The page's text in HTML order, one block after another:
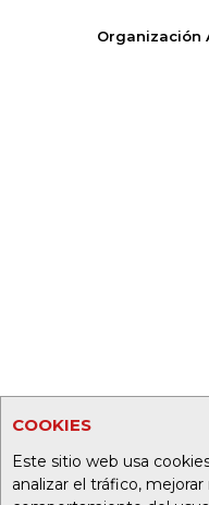
COOKIES
Este sitio web usa
analizar el tráfico,
Organización